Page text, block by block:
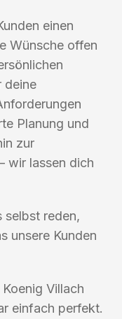
einen
Wünsche offen
deine
Planung und
zur
wir lassen dich
selbst reden,
unsere Kunden
Villach
einfach perfekt.